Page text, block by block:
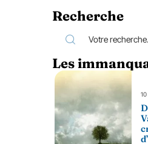
Recherche
Les
10